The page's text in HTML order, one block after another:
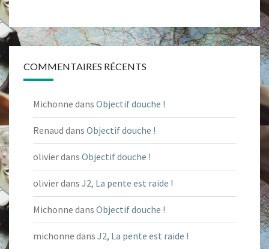
COMMENTAIRES RÉCENTS
Michonne dans Objectif douche !
Renaud dans Objectif douche !
olivierdans Objectif douche !
olivierdans J2, La pente est raide !
Michonne dans Objectif douche !
michonne dans J2, La pente est raide !